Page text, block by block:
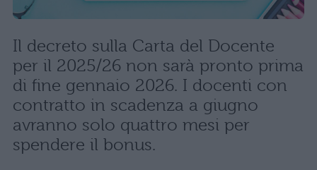
Il decreto sulla Carta del Docente
per il 2025/26 non sarà pronto prima
di fine gennaio 2026. I docenti con
contratto in scadenza a giugno
avranno solo quattro mesi per
spendere il bonus.